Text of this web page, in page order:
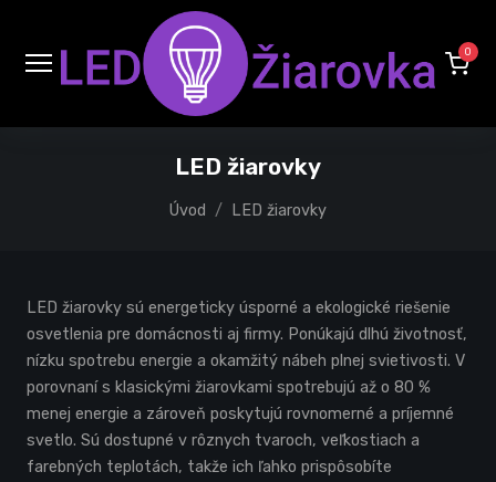
0
LED žiarovky
Úvod LED žiarovky
LED žiarovky sú energeticky úsporné a ekologické riešenie
osvetlenia pre domácnosti aj firmy. Ponúkajú dlhú životnosť,
nízku spotrebu energie a okamžitý nábeh plnej svietivosti. V
porovnaní s klasickými žiarovkami spotrebujú až o 80 %
menej energie a zároveň poskytujú rovnomerné a príjemné
svetlo. Sú dostupné v rôznych tvaroch, veľkostiach a
farebných teplotách, takže ich ľahko prispôsobíte